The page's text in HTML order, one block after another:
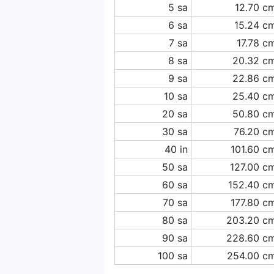
5 sa
12.70
6 sa
15.24
7 sa
17.78
8 sa
20.32
9 sa
22.86
10 sa
25.40
20 sa
50.80
30 sa
76.20
40 in
101.60
50 sa
127.00
60 sa
152.40
70 sa
177.80
80 sa
203.20
90 sa
228.60
100 sa
254.00